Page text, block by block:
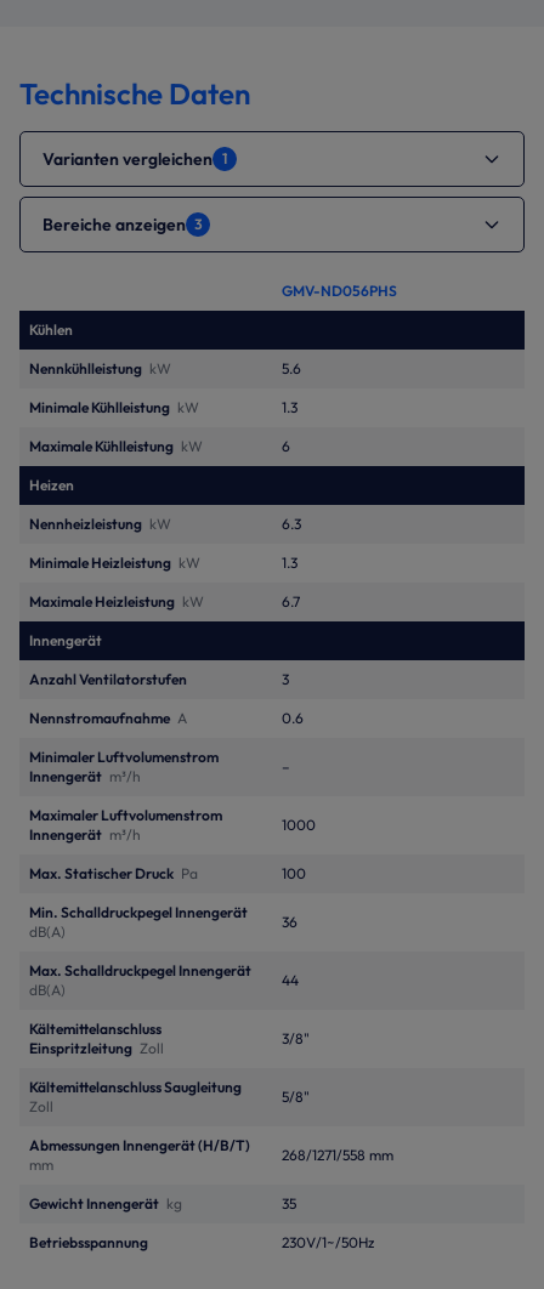
Technische Daten
Varianten vergleichen 1
Bereiche anzeigen 3
GMV-ND056PHS
Kühlen
Nennkühlleistung kW 5.6
Minimale Kühlleistung kW 1.3
Maximale Kühlleistung kW 6
Heizen
Nennheizleistung kW 6.3
Minimale Heizleistung kW 1.3
Maximale Heizleistung kW 6.7
Innengerät
Anzahl Ventilatorstufen 3
Nennstromaufnahme A 0.6
Minimaler Luftvolumenstrom
Innengerät m³/h
–
Maximaler Luftvolumenstrom
Innengerät m³/h
1000
Max. Statischer Druck Pa 100
Min. Schalldruckpegel Innengerät
dB(A)
36
Max. Schalldruckpegel Innengerät
dB(A)
44
Kältemittelanschluss
Einspritzleitung Zoll
3/8"
Kältemittelanschluss Saugleitung
Zoll
5/8"
Abmessungen Innengerät (H/B/T)
mm
268/1271/558 mm
Gewicht Innengerät kg 35
Betriebsspannung 230V/1~/50Hz